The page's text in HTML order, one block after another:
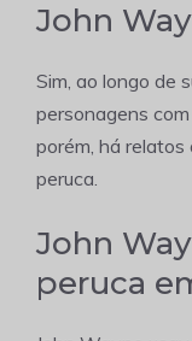
John
Sim, ao longo de
personagens
porém, há
peruca.
John
peruca